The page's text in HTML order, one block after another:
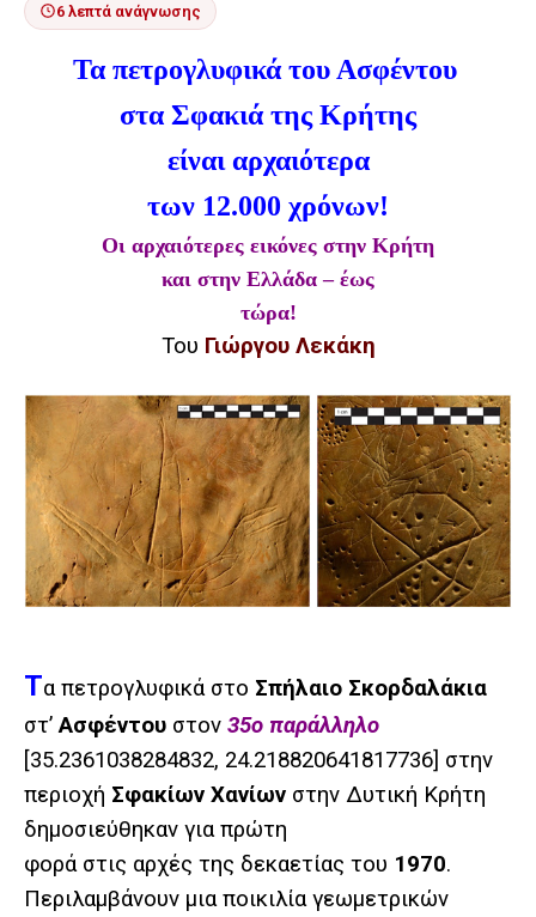
6 λεπτά ανάγνωσης
Τα πετρογλυφικά του Ασφέντου
στα Σφακιά της Κρήτης
είναι αρχαιότερα
των 12.000 χρόνων!
Οι αρχαιότερες εικόνες στην Κρήτη
και στην Ελλάδα – έως
τώρα!
Του Γιώργου Λεκάκη
Τα πετρογλυφικά στο Σπήλαιο Σκορδαλάκια
στ’Ασφέντου στον 35ο παράλληλο
[35.2361038284832, 24.218820641817736] στην
περιοχή Σφακίων Χανίων στην Δυτική Κρήτη
δημοσιεύθηκαν για πρώτη
φορά στις αρχές της δεκαετίας του 1970.
Περιλαμβάνουν μια ποικιλία γεωμετρικών